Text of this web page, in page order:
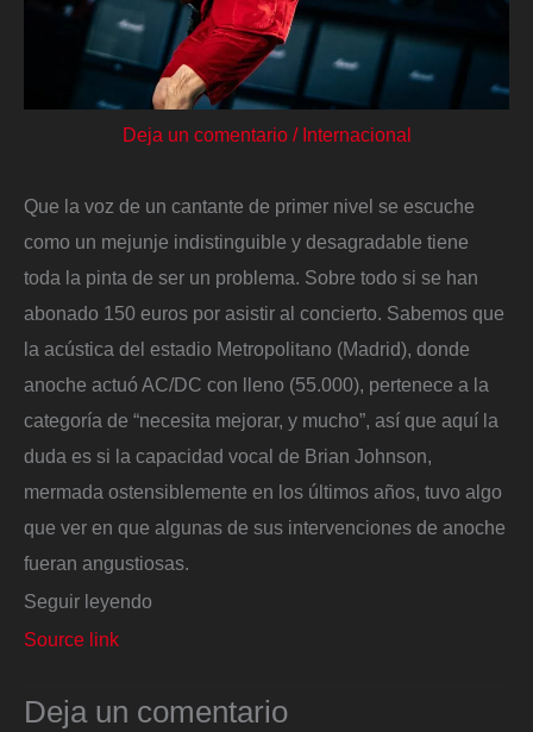
Deja un comentario / Internacional
Que la voz de un cantante de primer nivel se escuche
como un mejunje indistinguible y desagradable tiene
toda la pinta de ser un problema. Sobre todo si se han
abonado 150 euros por asistir al concierto. Sabemos que
la acústica del estadio Metropolitano (Madrid), donde
anoche actuó AC/DC con lleno (55.000), pertenece a la
categoría de “necesita mejorar, y mucho”, así que aquí la
duda es si la capacidad vocal de Brian Johnson,
mermada ostensiblemente en los últimos años, tuvo algo
que ver en que algunas de sus intervenciones de anoche
fueran angustiosas.
Seguir leyendo
Source link
Deja un comentario